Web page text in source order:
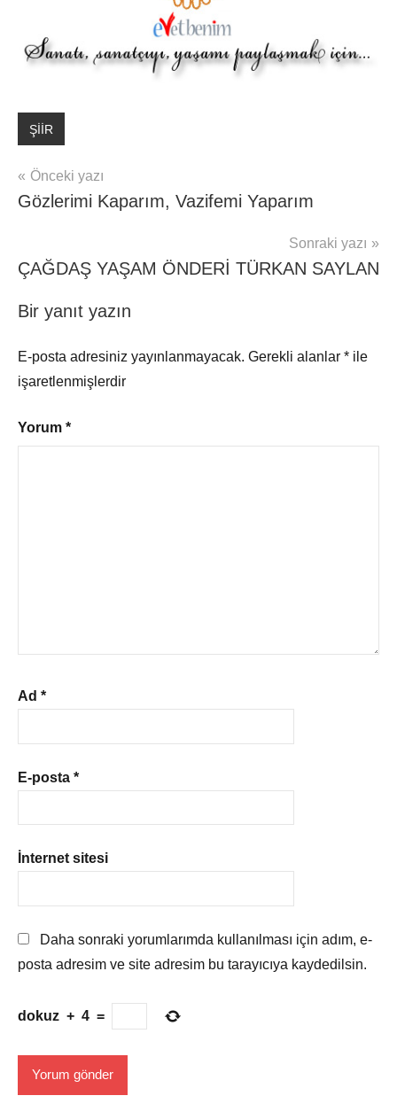
ŞİİR
Yazı
gezinmesi
Önceki yazı
Gözlerimi Kaparım, Vazifemi Yaparım
Sonraki yazı
ÇAĞDAŞ YAŞAM ÖNDERİ TÜRKAN SAYLAN
Bir yanıt yazın
E-posta adresiniz yayınlanmayacak. Gerekli alanlar * ile
işaretlenmişlerdir
Yorum *
Ad *
E-posta *
İnternet sitesi
Daha sonraki yorumlarımda kullanılması için adım, e-
posta adresim ve site adresim bu tarayıcıya kaydedilsin.
dokuz + 4 =